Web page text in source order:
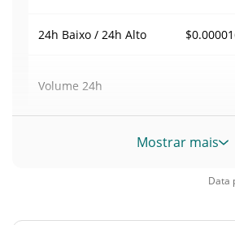
24h Baixo / 24h Alto
Volume 24h
Volume / Limite deMostrar mais
Data